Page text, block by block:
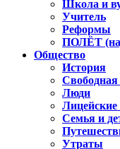
Школа и
Учитель
Реформы
ПОЛЁТ
Общество
История
Свободная
Люди
Лицейские
Семья и
Утраты